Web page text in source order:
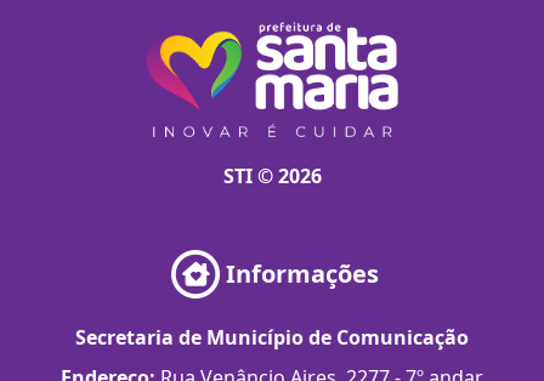
STI © 2026
Informações
Secretaria de Município de Comunicação